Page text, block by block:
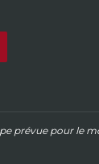
prévue pour le